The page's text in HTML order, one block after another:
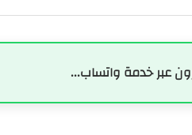
عبر خدمة واتساب...